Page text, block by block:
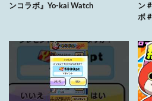
ンコラボ』Yo-kai Watch
ン
ボ